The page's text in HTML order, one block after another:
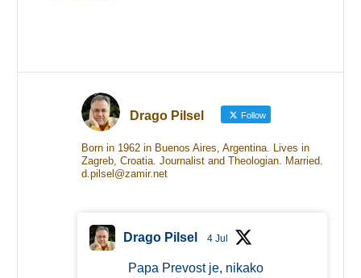
Drago Pilsel Follow
Born in 1962 in Buenos Aires, Argentina. Lives in
Zagreb, Croatia. Journalist and Theologian. Married.
d.pilsel@zamir.net
Drago Pilsel 4 Jul
Papa Prevost je, nikako